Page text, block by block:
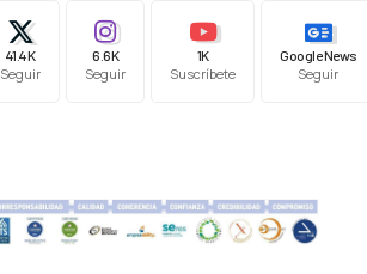
41.4K
Seguir
6.6K
Seguir
1K
Suscríbete
Google News
Seguir